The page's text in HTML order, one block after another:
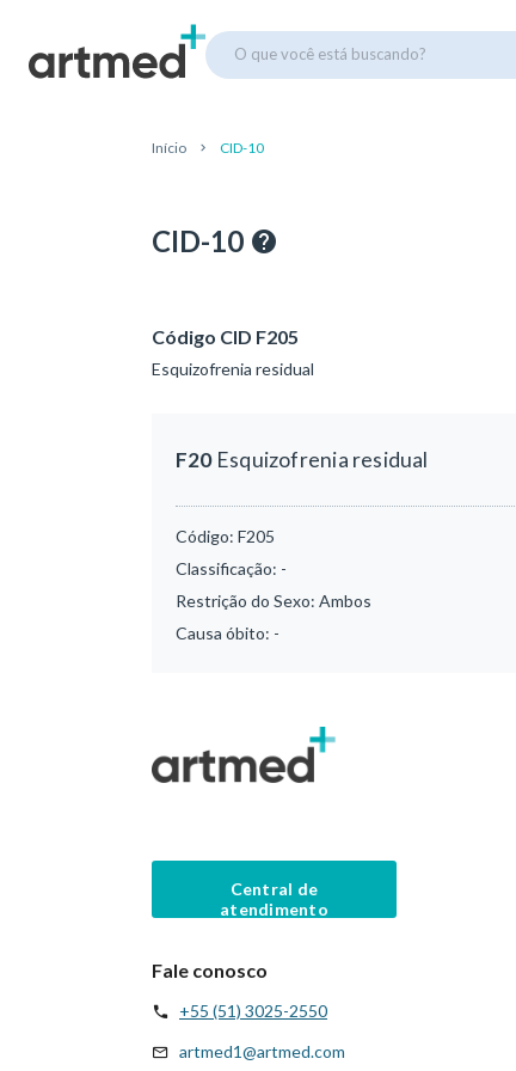
O que você está buscando?
Início CID-10
CID-10
Código CID F205
Esquizofrenia residual
F20Esquizofrenia residual
Código: F205
Classificação: -
Restrição do Sexo: Ambos
Causa óbito: -
Central de
atendimento
Fale conosco
+55 (51) 3025-2550
artmed1@artmed.com